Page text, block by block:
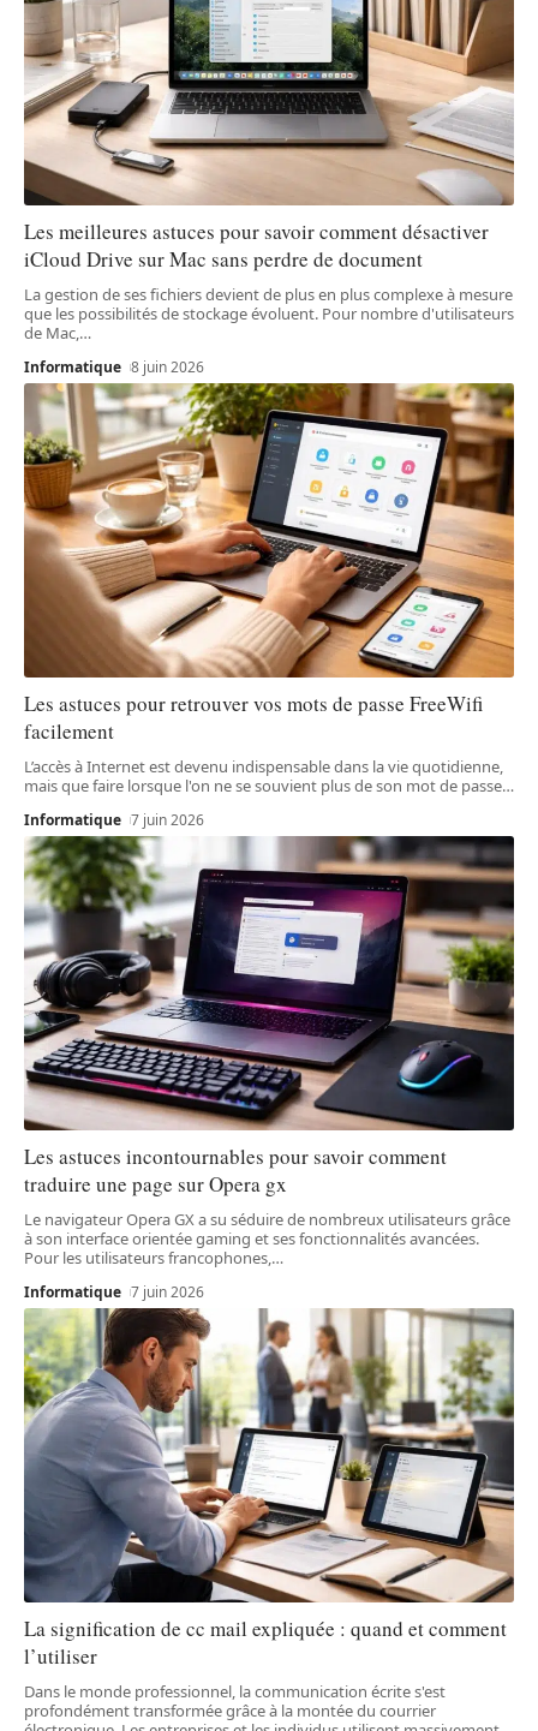
Les meilleures astuces pour savoir comment désactiver
iCloud Drive sur Mac sans perdre de document
La gestion de ses fichiers devient de plus en plus complexe à mesure
que les possibilités de stockage évoluent. Pour nombre d'utilisateurs
de Mac,…
Informatique 8 juin 2026
Les astuces pour retrouver vos mots de passe FreeWifi
facilement
L’accès à Internet est devenu indispensable dans la vie quotidienne,
mais que faire lorsque l'on ne se souvient plus de son mot de passe…
Informatique 7 juin 2026
Les astuces incontournables pour savoir comment
traduire une page sur Opera gx
Le navigateur Opera GX a su séduire de nombreux utilisateurs grâce
à son interface orientée gaming et ses fonctionnalités avancées.
Pour les utilisateurs francophones,…
Informatique 7 juin 2026
La signification de cc mail expliquée : quand et comment
l’utiliser
Dans le monde professionnel, la communication écrite s'est
profondément transformée grâce à la montée du courrier